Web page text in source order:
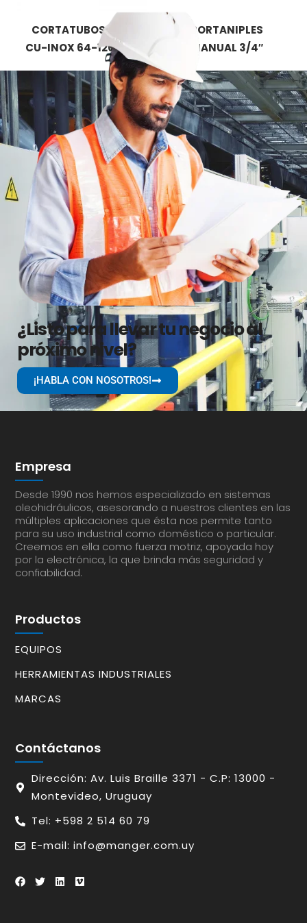
CORTATUBOS RAS
CU-INOX 64-120 MM
PORTANIPLES
MANUAL 3/4″
¿Listo para llevar tu negocio al
próximo nivel?
¡HABLA CON NOSOTROS!
Empresa
Desde 1990 nos hemos especializado en sistemas
oleohidráulicos, asesorando a nuestros clientes en las
múltiples aplicaciones que ésta nos permite tanto
para su uso industrial como doméstico o particular.
Creemos en ella como fuerza motriz, apoyada hoy
por la electrónica, la que brinda más seguridad y
confiabilidad.
Productos
EQUIPOS
HERRAMIENTAS INDUSTRIALES
MARCAS
Contáctanos
Dirección: Av. Luis Braille 3371 - C.P: 13000 -
Montevideo, Uruguay
Tel: +598 2 514 60 79
E-mail: info@manger.com.uy